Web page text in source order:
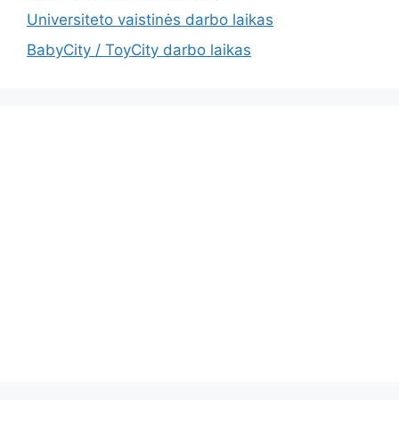
Universiteto vaistinės darbo laikas
BabyCity / ToyCity darbo laikas